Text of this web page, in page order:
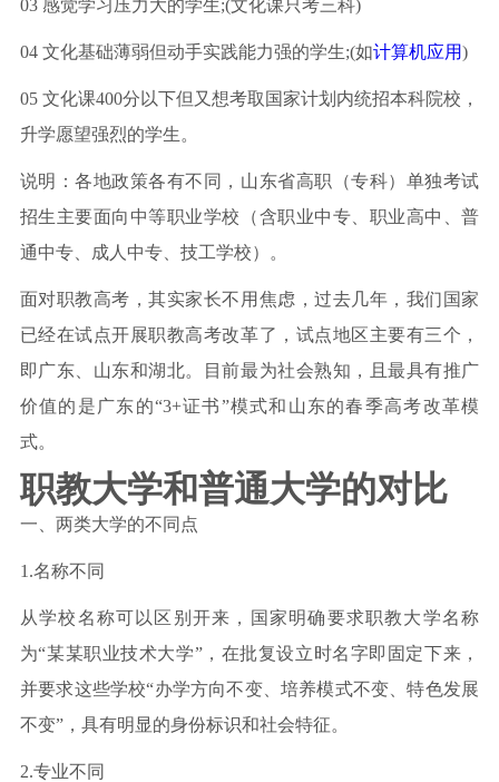
03 感觉学习压力大的学生;(文化课只考三科)
04 文化基础薄弱但动手实践能力强的学生;(如计算机应用)
05 文化课400分以下但又想考取国家计划内统招本科院校，
升学愿望强烈的学生。
说明：各地政策各有不同，山东省高职（专科）单独考试
招生主要面向中等职业学校（含职业中专、职业高中、普
通中专、成人中专、技工学校）。
面对职教高考，其实家长不用焦虑，过去几年，我们国家
已经在试点开展职教高考改革了，试点地区主要有三个，
即广东、山东和湖北。目前最为社会熟知，且最具有推广
价值的是广东的“3+证书”模式和山东的春季高考改革模
式。
职教大学和普通大学的对比
一、两类大学的不同点
1.名称不同
从学校名称可以区别开来，国家明确要求职教大学名称
为“某某职业技术大学”，在批复设立时名字即固定下来，
并要求这些学校“办学方向不变、培养模式不变、特色发展
不变”，具有明显的身份标识和社会特征。
2.专业不同